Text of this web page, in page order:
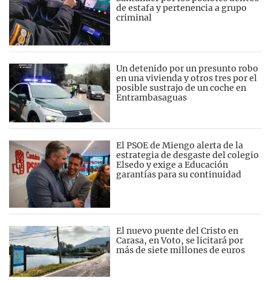
de estafa y pertenencia a grupo
criminal
Un detenido por un presunto robo
en una vivienda y otros tres por el
posible sustrajo de un coche en
Entrambasaguas
El PSOE de Miengo alerta de la
estrategia de desgaste del colegio
Elsedo y exige a Educación
garantías para su continuidad
El nuevo puente del Cristo en
Carasa, en Voto, se licitará por
más de siete millones de euros